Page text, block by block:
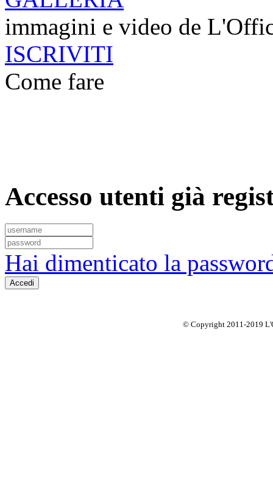
immagini e video de
ISCRIVITI
Come fare
Accesso utenti già
Hai dimenticato la
© Copyright 2011-2019